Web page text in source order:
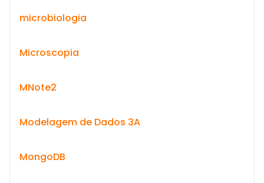
microbiologia
Microscopia
MNote2
Modelagem de Dados 3A
MongoDB